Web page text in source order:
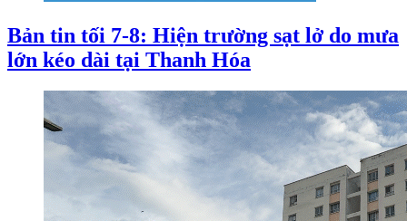
Bản tin tối 7-8: Hiện trường sạt lở do mưa
lớn kéo dài tại Thanh Hóa